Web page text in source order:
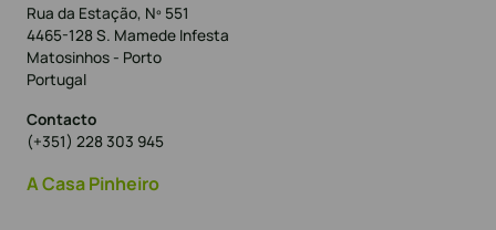
Rua da Estação, Nº 551
4465-128 S. Mamede Infesta
Matosinhos - Porto
Portugal
Contacto
(+351) 228 303 945
A Casa Pinheiro